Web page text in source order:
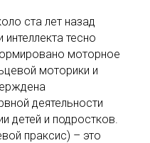
ста лет назад
интеллекта тесно
моторное
моторики и
деятельности
детей и подростков.
праксис) – это